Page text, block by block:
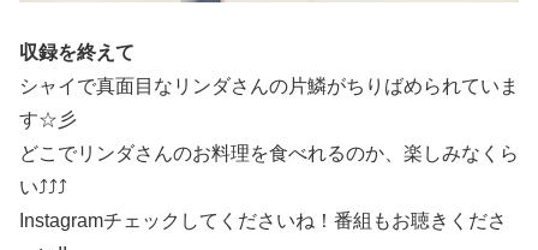
収録を終えて
シャイで真面目なリンダさんの片鱗がちりばめられていま
す☆彡
どこでリンダさんのお料理を食べれるのか、楽しみなくら
い⤴⤴⤴
Instagramチェックしてくださいね！番組もお聴きくださ